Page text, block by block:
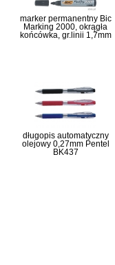
marker permanentny Bic
Marking 2000, okrągła
końcówka, gr.linii 1,7mm
długopis automatyczny
olejowy 0,27mm Pentel
BK437